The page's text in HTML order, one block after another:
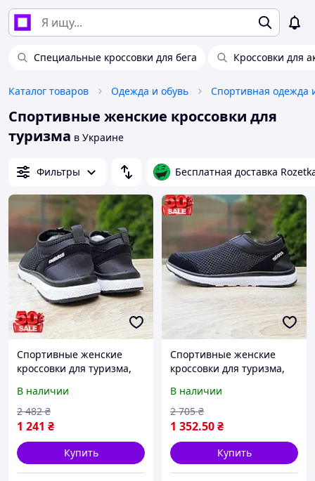
Специальные кроссовки для бега Кроссовки для
Каталог товаров Одежда и обувь Спортивная одежда
Спортивные женские кроссовки для
туризма в Украине
Фильтры Бесплатная доставка
Спортивные женские
кроссовки для туризма,
Летние женские
кроссовки для бега
высокое качество
В наличии
1 241 ₴
2 482 ₴
Купить
Спортивные женские
кроссовки для туризма,
Летние женские
кроссовки для бега
В наличии
1 352.50₴
2 705 ₴
Купить